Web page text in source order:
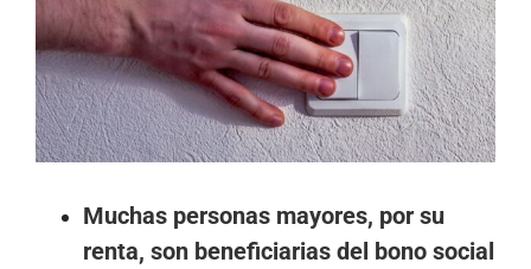
grande
Muchas personas mayores, por su
renta, son beneficiarias del bono social